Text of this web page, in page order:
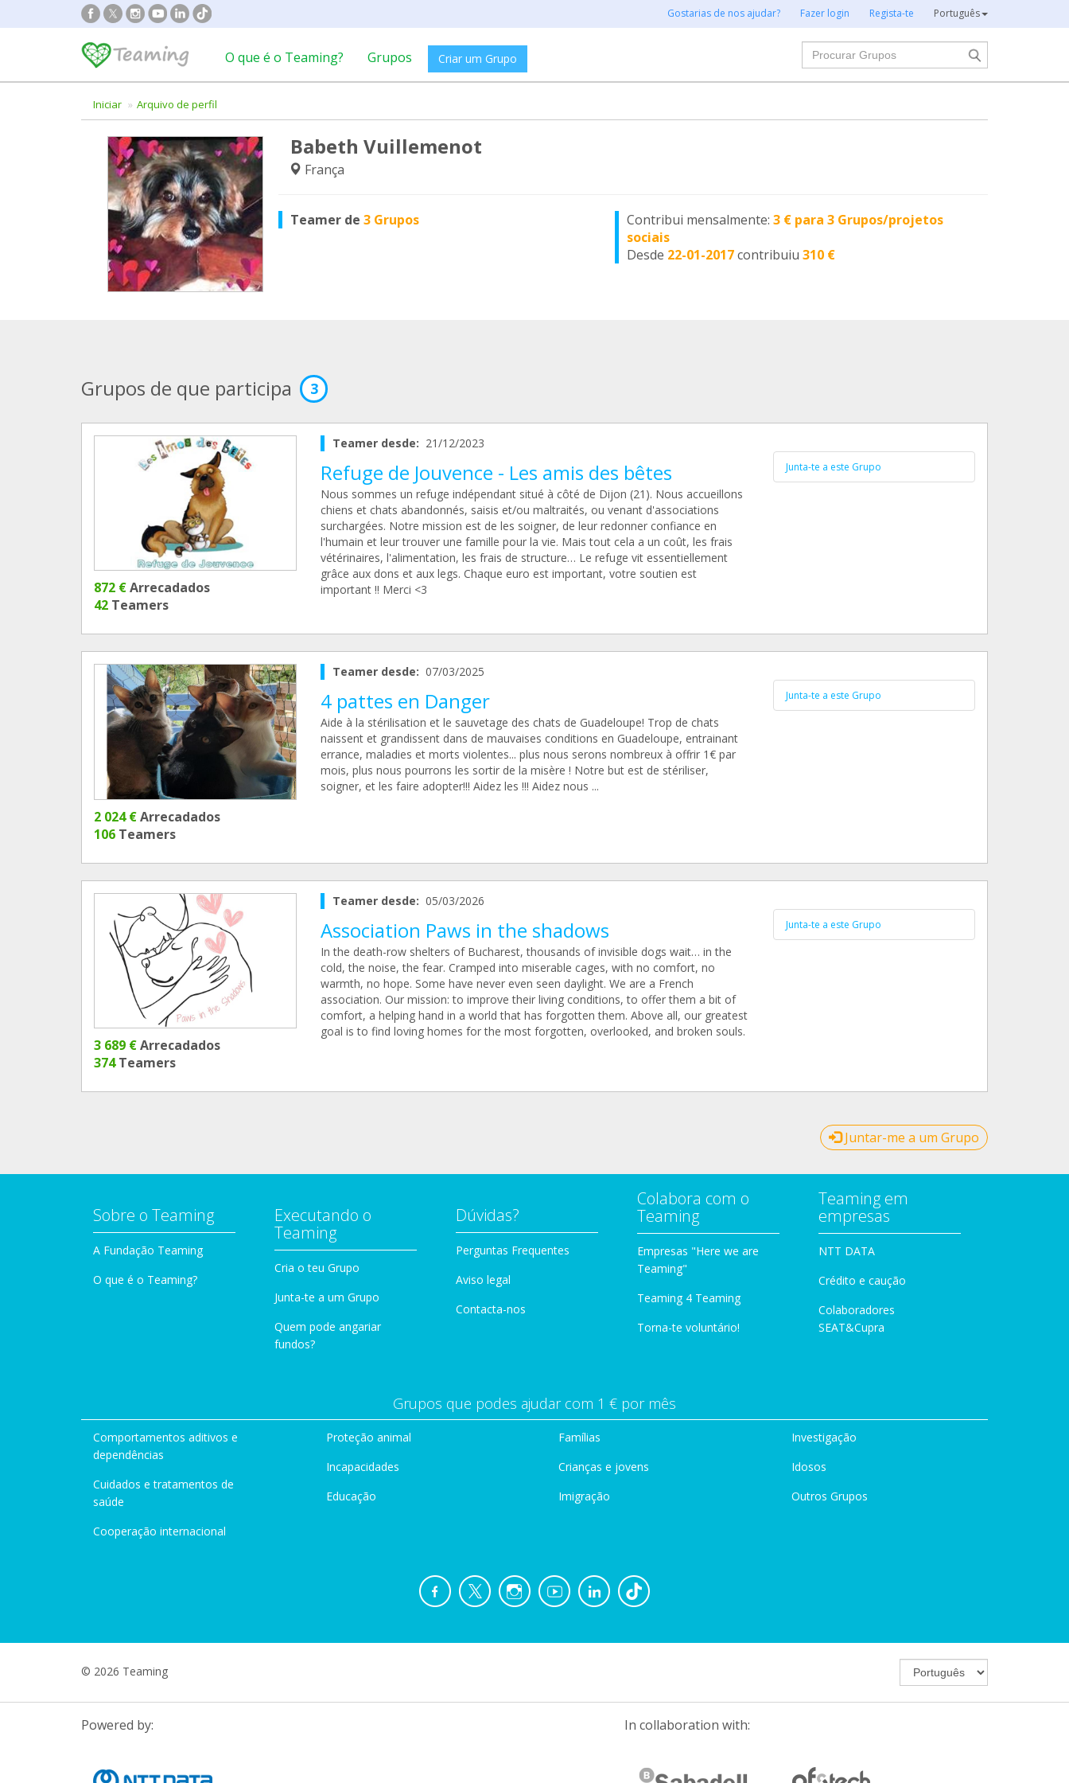
Gostarias de nos ajudar? Fazer login Regista-te Português
O que é o Teaming? Grupos Criar um Grupo
Procurar
Iniciar Arquivo de perfil
Babeth Vuillemenot
França
Teamer de 3 Grupos Contribui mensalmente:3 € para 3 Grupos/projetos
sociais
Desde 22-01-2017contribuiu310 €
Grupos de que participa 3
872 €Arrecadados
42 Teamers
Teamer desde: 21/12/2023
Refuge de Jouvence - Les amis des bêtes
Nous sommes un refuge indépendant situé à côté de Dijon (21). Nous accueillons
chiens et chats abandonnés, saisis et/ou maltraités, ou venant d'associations
surchargées. Notre mission est de les soigner, de leur redonner confiance en
l'humain et leur trouver une famille pour la vie. Mais tout cela a un coût, les frais
vétérinaires, l'alimentation, les frais de structure… Le refuge vit essentiellement
grâce aux dons et aux legs. Chaque euro est important, votre soutien est
important !! Merci <3
Junta-te a este Grupo
2 024 €Arrecadados
106 Teamers
Teamer desde: 07/03/2025
4 pattes en Danger
Aide à la stérilisation et le sauvetage des chats de Guadeloupe! Trop de chats
naissent et grandissent dans de mauvaises conditions en Guadeloupe, entrainant
errance, maladies et morts violentes... plus nous serons nombreux à offrir 1€ par
mois, plus nous pourrons les sortir de la misère ! Notre but est de stériliser,
soigner, et les faire adopter!!! Aidez les !!! Aidez nous ...
Junta-te a este Grupo
3 689 €Arrecadados
374Teamers
Teamer desde: 05/03/2026
Association Paws in the shadows
In the death-row shelters of Bucharest, thousands of invisible dogs wait… in the
cold, the noise, the fear. Cramped into miserable cages, with no comfort, no
warmth, no hope. Some have never even seen daylight. We are a French
association. Our mission: to improve their living conditions, to offer them a bit of
comfort, a helping hand in a world that has forgotten them. Above all, our greatest
goal is to find loving homes for the most forgotten, overlooked, and broken souls.
Junta-te a este Grupo
Juntar-me a um Grupo
Sobre o Teaming
A Fundação Teaming
O que é o Teaming?
Executando o
Teaming
Cria o teu Grupo
Junta-te a um Grupo
Quem pode angariar
fundos?
Dúvidas?
Perguntas Frequentes
Aviso legal
Contacta-nos
Colabora com o
Teaming
Empresas "Here we are
Teaming"
Teaming 4 Teaming
Torna-te voluntário!
Teaming em
empresas
NTT DATA
Crédito e caução
Colaboradores
SEAT&Cupra
Grupos que podes ajudar com 1 € por mês
Comportamentos aditivos e
dependências
Cuidados e tratamentos de
saúde
Cooperação internacional
Proteção animal
Incapacidades
Educação
Famílias
Crianças e jovens
Imigração
Investigação
Idosos
Outros Grupos
© 2026 Teaming
Powered by: In collaboration with: